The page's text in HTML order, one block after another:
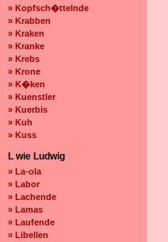
» Kopfsch�ttelnde
» Krabben
» Kraken
» Kranke
» Krebs
» Krone
» K�ken
» Kuenstler
» Kuerbis
» Kuh
» Kuss
L wie Ludwig
» La-ola
» Labor
» Lachende
» Lamas
» Laufende
» Libellen